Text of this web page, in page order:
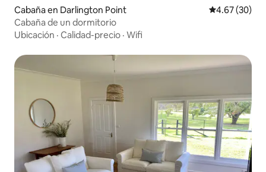
Cabaña en Darlington Point Calificación
4.67 (30)
Cabaña de un dormitorio
Ubicación · Calidad-precio · Wifi